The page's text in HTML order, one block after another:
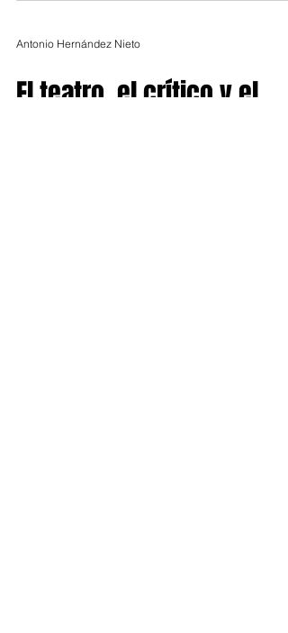
Antonio Hernández Nieto
El teatro, el crítico y el